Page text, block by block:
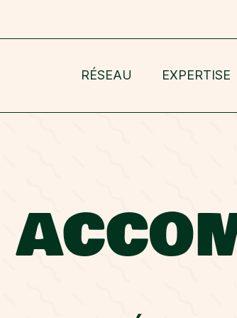
RÉSEAU EXPERTISE